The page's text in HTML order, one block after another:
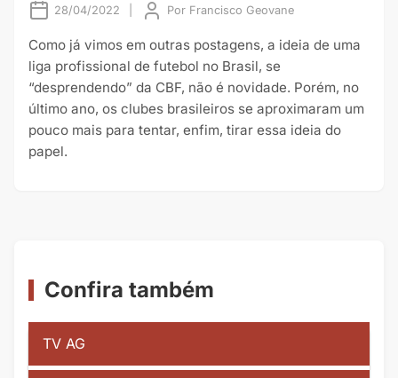
28/04/2022 Por Francisco Geovane
Como já vimos em outras postagens, a ideia de uma
liga profissional de futebol no Brasil, se
“desprendendo” da CBF, não é novidade. Porém, no
último ano, os clubes brasileiros se aproximaram um
pouco mais para tentar, enfim, tirar essa ideia do
papel.
Confira também
TV AG